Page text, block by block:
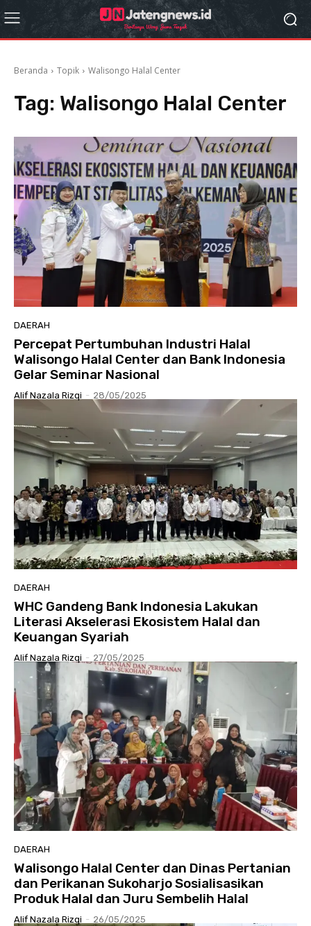
Beranda Topik Walisongo Halal Center
Tag: Walisongo Halal Center
DAERAH
Percepat Pertumbuhan Industri Halal
Walisongo Halal Center dan Bank Indonesia
Gelar Seminar Nasional
Alif Nazala Rizqi - 28/05/2025
DAERAH
WHC Gandeng Bank Indonesia Lakukan
Literasi Akselerasi Ekosistem Halal dan
Keuangan Syariah
Alif Nazala Rizqi - 27/05/2025
DAERAH
Walisongo Halal Center dan Dinas Pertanian
dan Perikanan Sukoharjo Sosialisasikan
Produk Halal dan Juru Sembelih Halal
Alif Nazala Rizqi - 26/05/2025